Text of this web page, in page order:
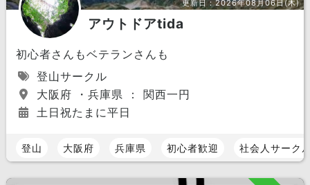
更新日：2026年08月06日(木)
アウトドアtida
初心者さんもベテランさんも
登山サークル
大阪府 ・兵庫県 ： 関西一円
土日祝たまに平日
登山 大阪府 兵庫県 初心者歓迎 社会人サーク